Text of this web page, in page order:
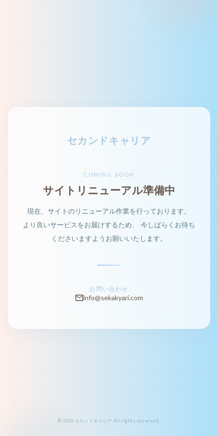
セカンドキャリア
COMING SOON
サイトリニューアル準備中
現在、サイトのリニューアル作業を行っております。
より良いサービスをお届けするため、
今しばらくお待ち
くださいますようお願いいたします。
お問い合わせ
info@sekakyari.com
© 2026 セカンドキャリア All rights reserved.